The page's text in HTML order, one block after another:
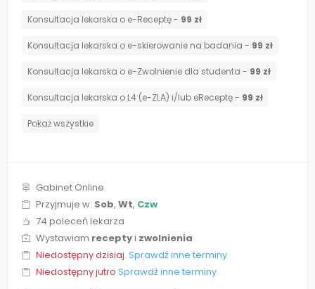
Konsultacja lekarska o e-Receptę - 99 zł
Konsultacja lekarska o e-skierowanie na badania - 99 zł
Konsultacja lekarska o e-Zwolnienie dla studenta - 99 zł
Konsultacja lekarska o L4 (e-ZLA) i/lub eReceptę - 99 zł
Pokaż wszystkie
Gabinet Online
Przyjmuje w: Sob, Wt, Czw
74 poleceń lekarza
Wystawiam receptyi zwolnienia
Niedostępny dzisiaj. Sprawdź inne terminy
Niedostępny jutro Sprawdź inne terminy